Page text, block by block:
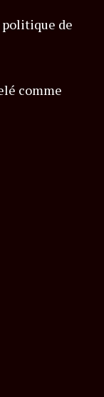
de
comme